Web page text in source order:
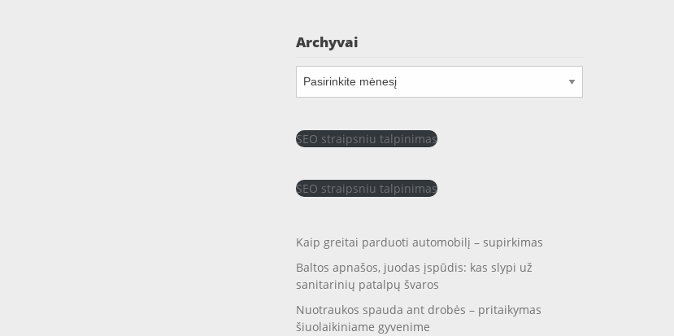
Archyvai
Archyvai
SEO straipsniu talpinimas
SEO straipsniu talpinimas
Kaip greitai parduoti automobilį – supirkimas
Baltos apnašos, juodas įspūdis: kas slypi už
sanitarinių patalpų švaros
Nuotraukos spauda ant drobės – pritaikymas
šiuolaikiniame gyvenime